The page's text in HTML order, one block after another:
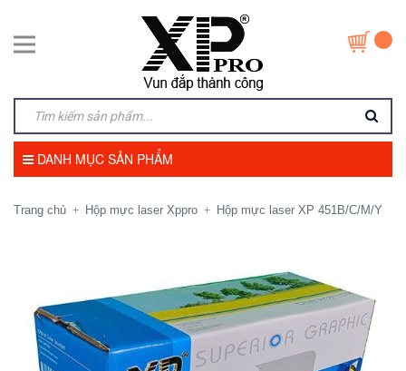
DANH MỤC SẢN PHẨM
Trang chủ + Hộp mực laser Xppro + Hộp mực laser XP 451B/C/M/Y